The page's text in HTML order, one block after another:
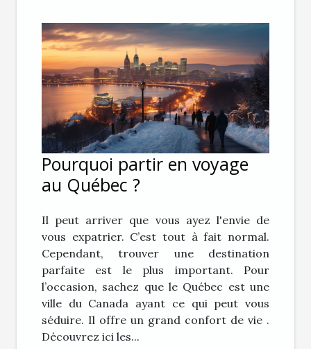
Pourquoi partir en voyage
au Québec ?
Il peut arriver que vous ayez l'envie de
vous expatrier. C’est tout à fait normal.
Cependant, trouver une destination
parfaite est le plus important. Pour
l’occasion, sachez que le Québec est une
ville du Canada ayant ce qui peut vous
séduire. Il offre un grand confort de vie .
Découvrez ici les...